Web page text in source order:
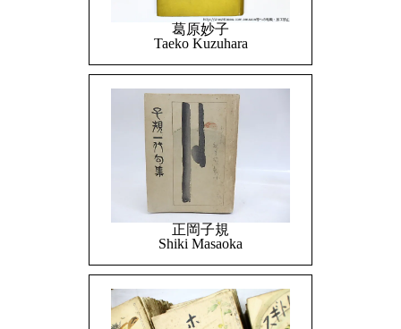
葛原妙子
Taeko Kuzuhara
正岡子規
Shiki Masaoka